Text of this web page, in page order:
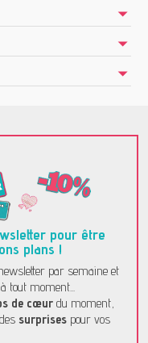
pour être
plans !
par semaine et
tout moment...
de cœurdu moment,
surprises pour vos